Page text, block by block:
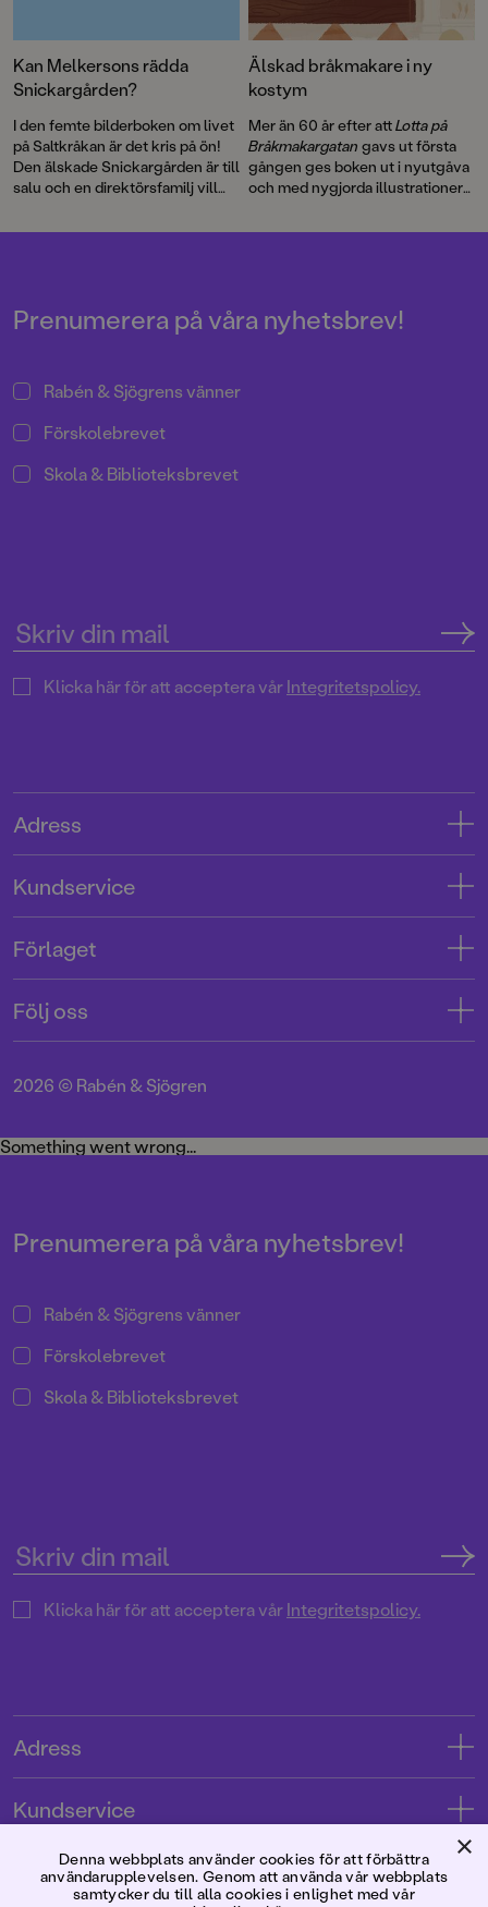
Kan Melkersons rädda
Snickargården?
I den femte bilderboken om livet
på Saltkråkan är det kris på ön!
Den älskade Snickargården är till
salu och en direktörsfamilj vill
bygga en bungalow …
berättelse.
Älskad bråkmakare i ny
kostym
Mer än 60 år efter attLotta på
Bråkmakargatan gavs ut första
gången ges boken ut i nyutgåva
och med nygjorda illustrationer
Prenumerera på våra nyhetsbrev!
Rabén & Sjögrens vänner
Förskolebrevet
Skola & Biblioteksbrevet
Klicka här för att acceptera vårIntegritetspolicy.
Adress
Tryckerigatan 4
103 12 Stockholm
Org.nr: 556045-7748
Kundservice
Användarvillkor intressenter
Integritetspolicy
Cookie Policy
Förlaget
Miljö och hållbarhet
Följ oss
Instagram
Twitter
2026 © Rabén & Sjögren
Something went wrong...
Prenumerera på våra nyhetsbrev!
Rabén & Sjögrens vänner
Förskolebrevet
Skola & Biblioteksbrevet
Klicka här för att acceptera vårIntegritetspolicy.
Adress
Tryckerigatan 4
Kundservice
Kontakta oss
Kundservice
Förlaget
×
Denna webbplats använder cookies för att förbättra
användarupplevelsen. Genom att använda vår webbplats
samtycker du till alla cookies i enlighet med vår